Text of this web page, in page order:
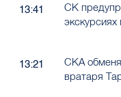
13:41
СК
13:21
СКА
вратаря